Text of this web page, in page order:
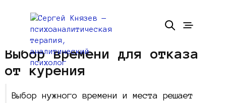
Выбор времени для отказа
от курения
Выбор нужного времени и места решает